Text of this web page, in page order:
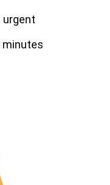
urgent
minutes